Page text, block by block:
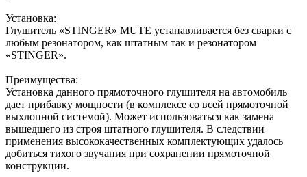
Установка:
Глушитель «STINGER» MUTE устанавливается без сварки с
любым резонатором, как штатным так и резонатором
«STINGER».
Преимущества:
Установка данного прямоточного глушителя на автомобиль
дает прибавку мощности (в комплексе со всей прямоточной
выхлопной системой). Может использоваться как замена
вышедшего из строя штатного глушителя. В следствии
применения высококачественных комплектующих удалось
добиться тихого звучания при сохранении прямоточной
конструкции.